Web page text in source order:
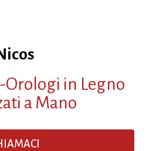
Orologi in Legno
a Mano